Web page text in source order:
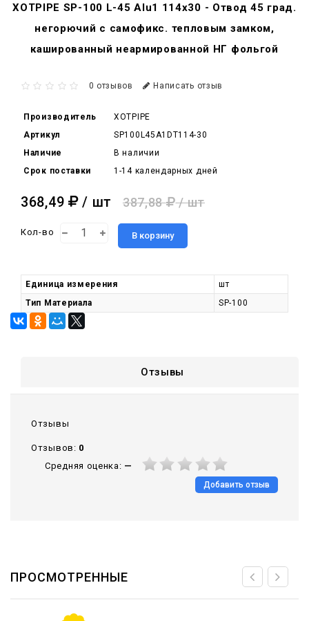
XOTPIPE SP-100 L-45 Alu1 114x30 - Отвод 45 град.
негорючий c самофикс. тепловым замком,
кашированный неармированной НГ фольгой
0 отзывов Написать отзыв
Производитель
XOTPIPE
Артикул
SP100L45A1DT114-30
Наличие
В наличии
Срок поставки
1-14 календарных дней
368,49 / шт 387,88 / шт
Кол-во В корзину
Единица измерения
шт
Тип Материала
SP-100
Отзывы
Отзывы
Отзывов: 0
Средняя оценка: —
Добавить отзыв
ПРОСМОТРЕННЫЕ